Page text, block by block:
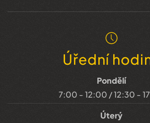
Úřední
Pondělí
7:00 - 12:00 / 12:30 -
Úterý